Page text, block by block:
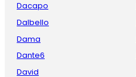
Dacapo
Dalbello
Dama
Dante6
David